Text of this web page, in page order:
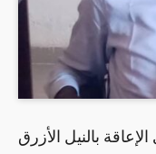
بالنيل الأزرق